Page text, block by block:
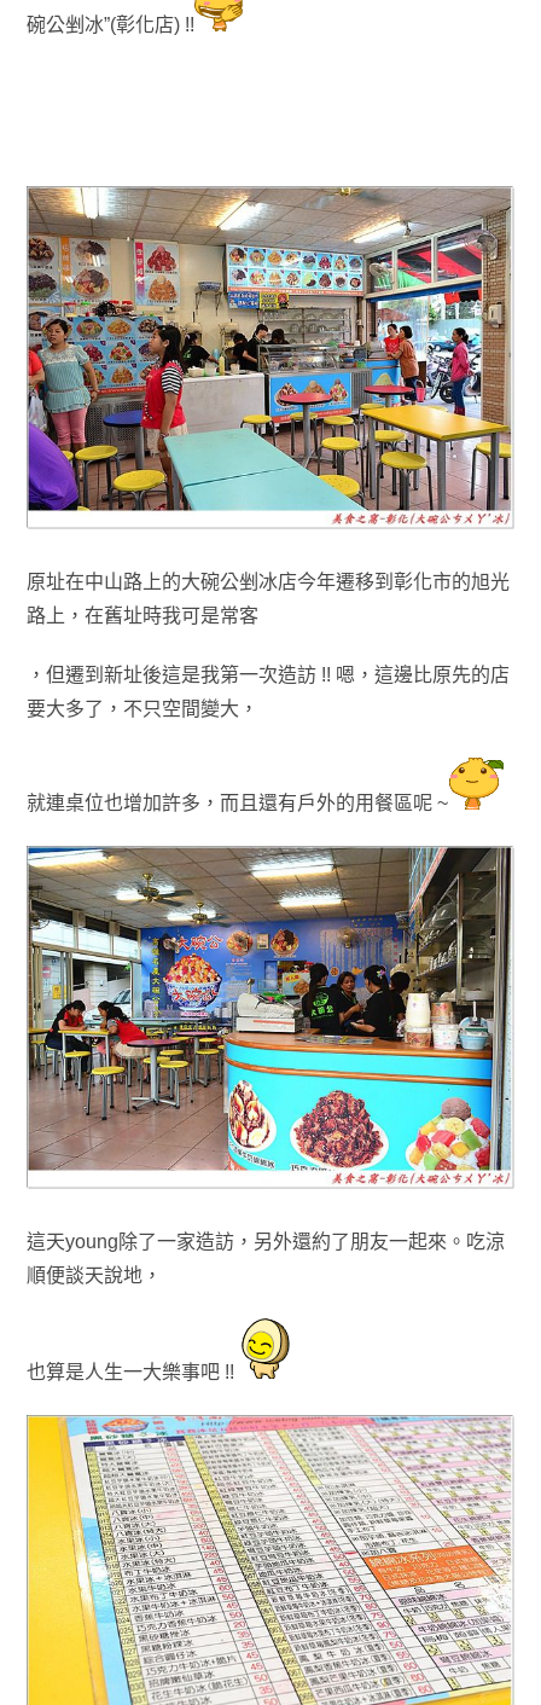
碗公剉冰”(彰化店) !!
原址在中山路上的大碗公剉冰店今年遷移到彰化市的旭光
路上 ，在舊址時我可是常客
， 但遷到新址後這是我第一次造訪 !! 嗯 ， 這邊比原先的店
要大多了 ，不只空間變大 ，
就連桌位也增加許多 ，而且還有戶外的用餐區呢 ~
這天young除了一家造訪， 另外還約了朋友一起來 。 吃涼
順便談天說地，
也算是人生一大樂事吧 !!